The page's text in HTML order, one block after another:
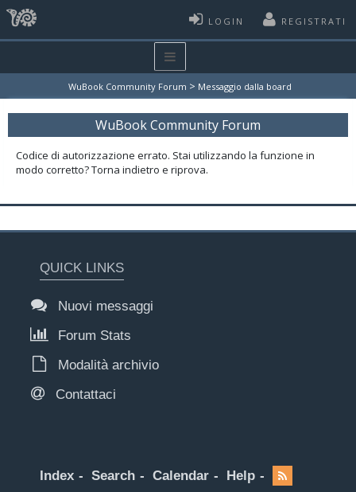
LOGIN REGISTRATI
WuBook Community Forum > Messaggio dalla board
WuBook Community Forum
Codice di autorizzazione errato. Stai utilizzando la funzione in
modo corretto? Torna indietro e riprova.
QUICK LINKS
Nuovi messaggi
Forum Stats
Modalità archivio
Contattaci
Index Search Calendar Help